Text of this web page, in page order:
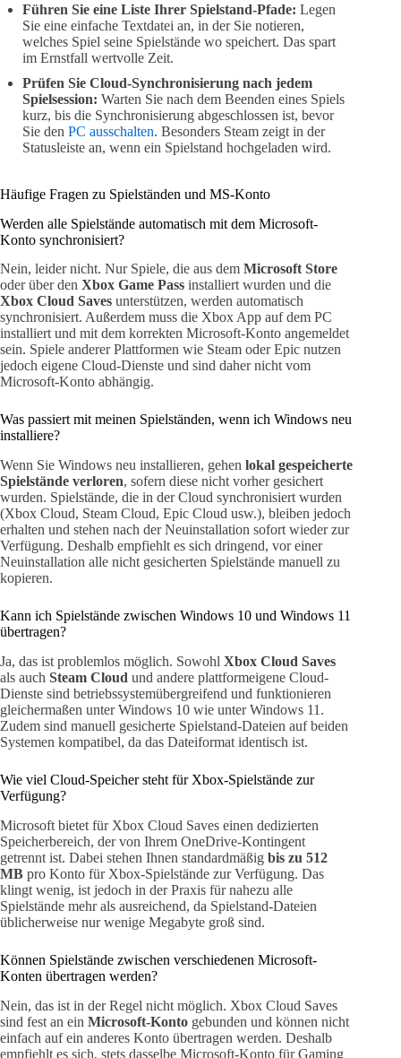
Führen Sie eine Liste Ihrer Spielstand-Pfade: Legen
Sie eine einfache Textdatei an, in der Sie notieren,
welches Spiel seine Spielstände wo speichert. Das spart
im Ernstfall wertvolle Zeit.
Prüfen Sie Cloud-Synchronisierung nach jedem
Spielsession: Warten Sie nach dem Beenden eines Spiels
kurz, bis die Synchronisierung abgeschlossen ist, bevor
Sie den PC ausschalten. Besonders Steam zeigt in der
Statusleiste an, wenn ein Spielstand hochgeladen wird.
Häufige Fragen zu Spielständen und MS-Konto
Werden alle Spielstände automatisch mit dem Microsoft-
Konto synchronisiert?
Nein, leider nicht. Nur Spiele, die aus dem Microsoft Store
oder über den Xbox Game Pass installiert wurden und die
Xbox Cloud Saves unterstützen, werden automatisch
synchronisiert. Außerdem muss die Xbox App auf dem PC
installiert und mit dem korrekten Microsoft-Konto angemeldet
sein. Spiele anderer Plattformen wie Steam oder Epic nutzen
jedoch eigene Cloud-Dienste und sind daher nicht vom
Microsoft-Konto abhängig.
Was passiert mit meinen Spielständen, wenn ich Windows neu
installiere?
Wenn Sie Windows neu installieren, gehen lokal gespeicherte
Spielstände verloren, sofern diese nicht vorher gesichert
wurden. Spielstände, die in der Cloud synchronisiert wurden
(Xbox Cloud, Steam Cloud, Epic Cloud usw.), bleiben jedoch
erhalten und stehen nach der Neuinstallation sofort wieder zur
Verfügung. Deshalb empfiehlt es sich dringend, vor einer
Neuinstallation alle nicht gesicherten Spielstände manuell zu
kopieren.
Kann ich Spielstände zwischen Windows 10 und Windows 11
übertragen?
Ja, das ist problemlos möglich. Sowohl Xbox Cloud Saves
als auch Steam Cloud und andere plattformeigene Cloud-
Dienste sind betriebssystemübergreifend und funktionieren
gleichermaßen unter Windows 10 wie unter Windows 11.
Zudem sind manuell gesicherte Spielstand-Dateien auf beiden
Systemen kompatibel, da das Dateiformat identisch ist.
Wie viel Cloud-Speicher steht für Xbox-Spielstände zur
Verfügung?
Microsoft bietet für Xbox Cloud Saves einen dedizierten
Speicherbereich, der von Ihrem OneDrive-Kontingent
getrennt ist. Dabei stehen Ihnen standardmäßig bis zu 512
MB pro Konto für Xbox-Spielstände zur Verfügung. Das
klingt wenig, ist jedoch in der Praxis für nahezu alle
Spielstände mehr als ausreichend, da Spielstand-Dateien
üblicherweise nur wenige Megabyte groß sind.
Können Spielstände zwischen verschiedenen Microsoft-
Konten übertragen werden?
Nein, das ist in der Regel nicht möglich. Xbox Cloud Saves
sind fest an ein Microsoft-Konto gebunden und können nicht
einfach auf ein anderes Konto übertragen werden. Deshalb
empfiehlt es sich, stets dasselbe Microsoft-Konto für Gaming